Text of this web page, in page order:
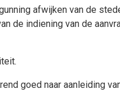
afwijken van de
de indiening van de
goed naar aanleiding